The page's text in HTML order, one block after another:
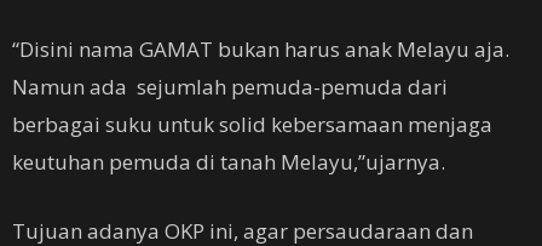
“Disini nama GAMAT bukan harus anak Melayu aja.
Namun ada sejumlah pemuda-pemuda dari
berbagai suku untuk solid kebersamaan menjaga
keutuhan pemuda di tanah Melayu,”ujarnya.
Tujuan adanya OKP ini, agar persaudaraan dan